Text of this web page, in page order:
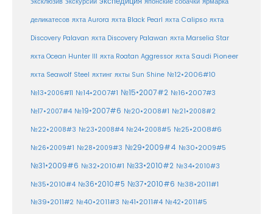
деликатесов яхта Aurora яхта Black Pearl яхта Calipso яхта
Discovery Palavan яхта Discovery Palawan яхта Marselia Star
яхта Ocean Hunter III яхта Roatan Aggressor яхта Saudi Pioneer
яхта Seawolf Steel яхтинг яхты Sun Shine №12•2006#10
№13•2006#11 №14•2007#1 №15•2007#2 №16•2007#3
№17•2007#4 №19•2007#6 №20•2008#1 №21•2008#2
№22•2008#3 №23•2008#4 №24•2008#5 №25•2008#6
№26•2009#1 №28•2009#3 №29•2009#4 №30•2009#5
№31•2009#6 №32•2010#1 №33•2010#2 №34•2010#3
№35•2010#4 №36•2010#5 №37•2010#6 №38•2011#1
№39•2011#2 №40•2011#3 №41•2011#4 №42•2011#5